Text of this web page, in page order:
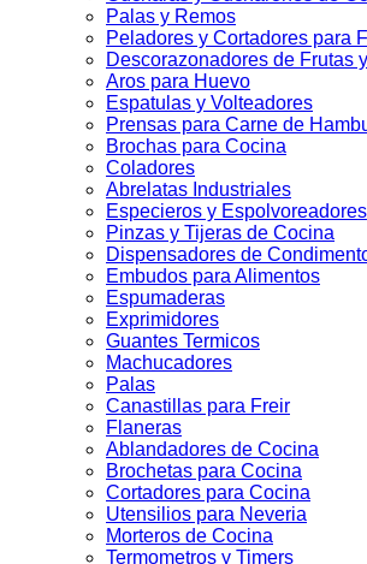
Palas y Remos
Peladores y Cortadores para
Descorazonadores de Frutas
Aros para Huevo
Espatulas y Volteadores
Prensas para Carne de
Brochas para Cocina
Coladores
Abrelatas Industriales
Especieros y Espolvoreadores
Pinzas y Tijeras de Cocina
Dispensadores de
Embudos para Alimentos
Espumaderas
Exprimidores
Guantes Termicos
Machucadores
Palas
Canastillas para Freir
Flaneras
Ablandadores de Cocina
Brochetas para Cocina
Cortadores para Cocina
Utensilios para Neveria
Morteros de Cocina
Termometros y Timers